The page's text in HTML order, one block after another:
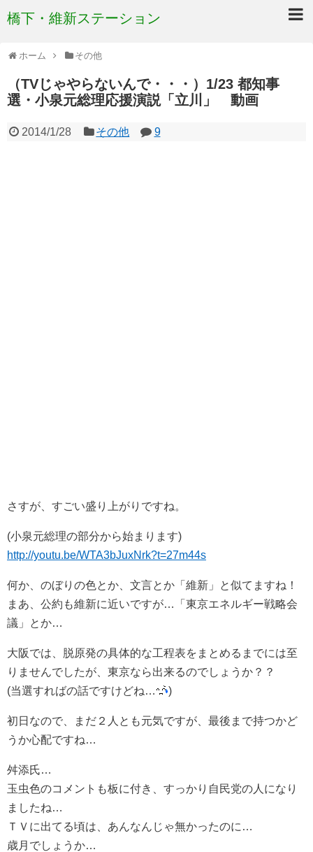
橋下・維新ステーション
ホーム その他
（TVじゃやらないんで・・・）1/23 都知事
選・小泉元総理応援演説「立川」 動画
2014/1/28 その他 9
さすが、すごい盛り上がりですね。
(小泉元総理の部分から始まります)
http://youtu.be/WTA3bJuxNrk?t=27m44s
何か、のぼりの色とか、文言とか「維新」と似てますね！
まあ、公約も維新に近いですが…「東京エネルギー戦略会
議」とか…
大阪では、脱原発の具体的な工程表をまとめるまでには至
りませんでしたが、東京なら出来るのでしょうか？？
(当選すればの話ですけどね…
)
初日なので、まだ２人とも元気ですが、最後まで持つかど
うか心配ですね…
舛添氏…
玉虫色のコメントも板に付き、すっかり自民党の人になり
ましたね…
ＴＶに出てる頃は、あんなんじゃ無かったのに…
歳月でしょうか…